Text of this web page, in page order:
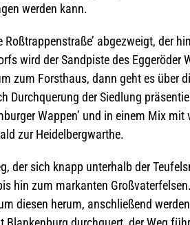
wer­den kann.
abge­zweigt, der
wird der Sand­piste des Egge­röder
zum Forst­haus, dann geht es über
Durch­que­rung der Sied­lung
Wap­pen’ und in einem Mix
zur Heidelbergwarthe.
der sich knapp unter­halb der
hin zum mar­kan­ten
die­sen herum, anschlie­ßend